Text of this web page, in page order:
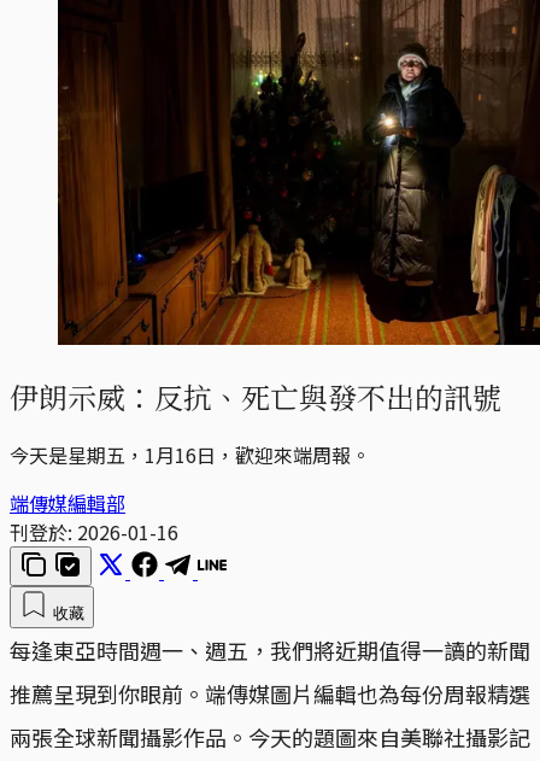
伊朗示威：反抗、死亡與發不出的訊號
今天是星期五，1月16日，歡迎來端周報。
端傳媒編輯部
刊登於: 2026-01-16
收藏
每逢東亞時間週一、週五，我們將近期值得一讀的新聞
推薦呈現到你眼前。端傳媒圖片編輯也為每份周報精選
兩張全球新聞攝影作品。今天的題圖來自美聯社攝影記